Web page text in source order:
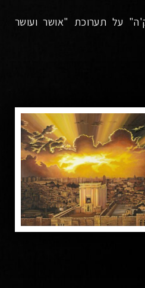
על תערוכת "אושר ועושר